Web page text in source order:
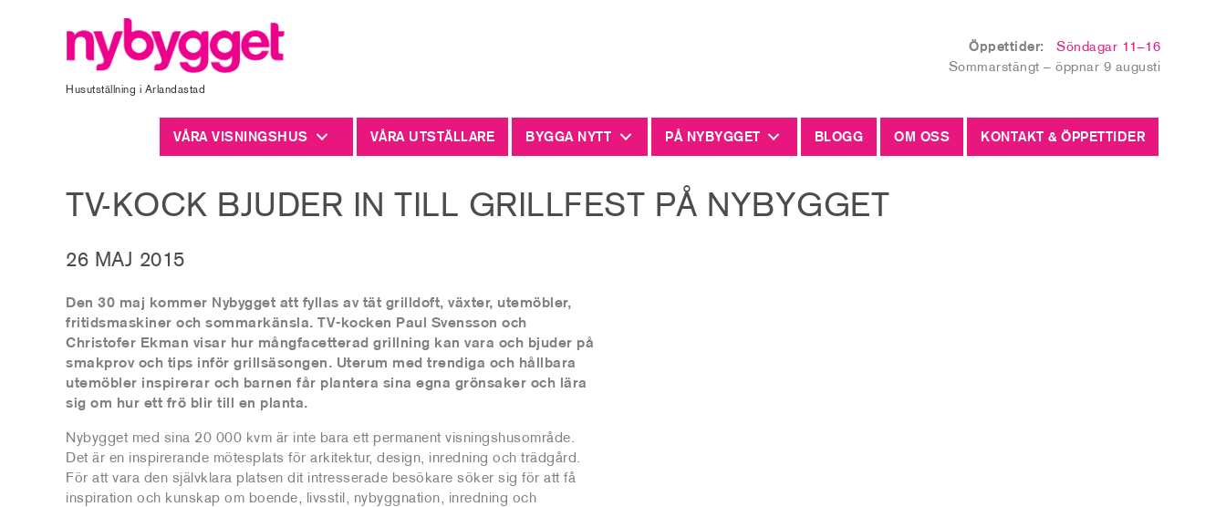
Husutställning i Arlandastad
Öppettider:
Söndagar 11–16
Sommarstängt – öppnar 9 augusti
VÅRA VISNINGSHUS VÅRA UTSTÄLLARE BYGGA NYTT PÅ NYBYGGET BLOGG OM OSS KONTAKT & ÖPPETTIDER
​TV-KOCK BJUDER IN TILL GRILLFEST PÅ NYBYGGET
26 MAJ 2015
Den 30 maj kommer Nybygget att fyllas av tät grilldoft, växter, utemöbler,
fritidsmaskiner och sommarkänsla. TV-kocken Paul Svensson och
Christofer Ekman visar hur mångfacetterad grillning kan vara och bjuder på
smakprov och tips inför grillsäsongen. Uterum med trendiga och hållbara
utemöbler inspirerar och barnen får plantera sina egna grönsaker och lära
sig om hur ett frö blir till en planta.
Nybygget med sina 20 000 kvm är inte bara ett permanent visningshusområde.
Det är en inspirerande mötesplats för arkitektur, design, inredning och trädgård.
För att vara den självklara platsen dit intresserade besökare söker sig för att få
inspiration och kunskap om boende, livsstil, nybyggnation, inredning och